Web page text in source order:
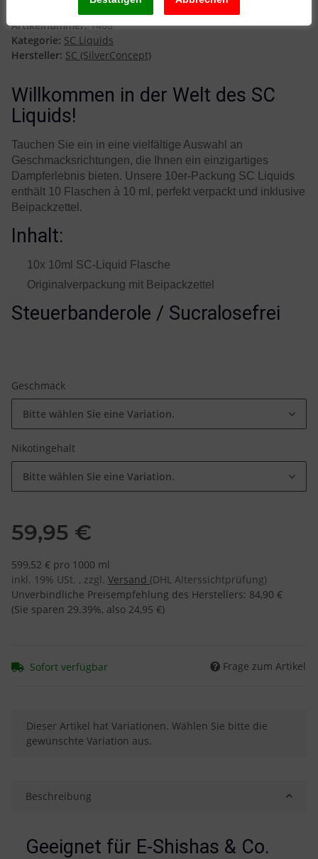
Artikelnummer:1468
Kategorie: SC Liquids
Hersteller: SC (SilverConcept)
Willkommen in der Welt des SC
Liquids!
Tauchen Sie ein in eine vielfältige Auswahl an
Geschmacksrichtungen, die Ihnen ein einzigartiges
Dampferlebnis bieten. Unsere 10er-Packung SC Liquids
enthält 10 Flaschen à 10 ml, perfekt verpackt und inklusive
Beipackzettel.
Inhalt:
10x 10ml SC-Liquid Flasche
Originalverpackung mit Beipackzettel
Steuerbanderole / Sucralosefrei
Geschmack
Bitte wählen Sie eine Variation.
Nikotingehalt
Bitte wählen Sie eine Variation.
59,95 €
599,52 € pro 1000 ml
inkl. 19% USt. , zzgl. Versand (DHL Alterssichtprüfung)
Unverbindliche Preisempfehlung des Herstellers: 84,90 €
(Sie sparen 29.39%, also 24,95 €)
Sofort verfügbar Frage zum Artikel
x
Dieser Artikel hat Variationen. Wählen Sie bitte die
gewünschte Variation aus.
Beschreibung
Geeignet für E-Shishas & Co.